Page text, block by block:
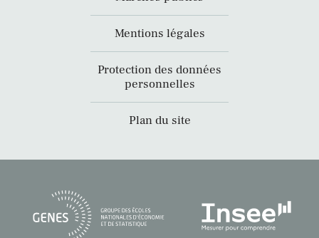
Mentions légales
Protection des données
personnelles
Plan du site